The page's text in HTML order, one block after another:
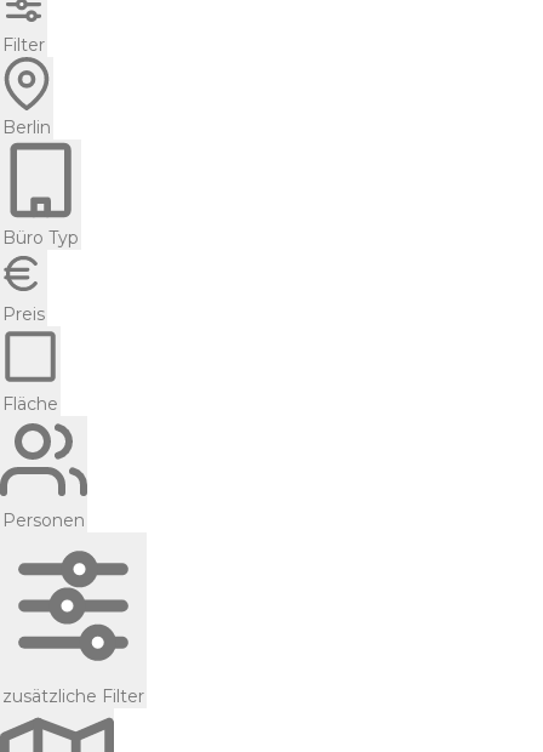
Filter
Berlin
Büro Typ
Preis
Fläche
Personen
zusätzliche Filter